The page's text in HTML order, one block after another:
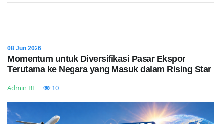
08 Jun 2026
Momentum untuk Diversifikasi Pasar Ekspor
Terutama ke Negara yang Masuk dalam Rising Star
Admin BI 10